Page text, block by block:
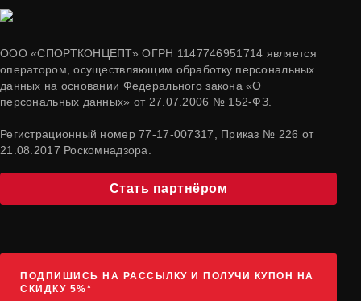
ООО «СПОРТКОНЦЕПТ» ОГРН 1147746951714 является
оператором, осуществляющим обработку персональных
данных на основании Федерального закона «О
персональных данных» от 27.07.2006 № 152-ФЗ.
Регистрационный номер 77-17-007317, Приказ № 226 от
21.08.2017 Роскомнадзора.
Стать партнёром
ПОДПИШИСЬ НА РАССЫЛКУ И ПОЛУЧИ КУПОН НА
СКИДКУ 5%*